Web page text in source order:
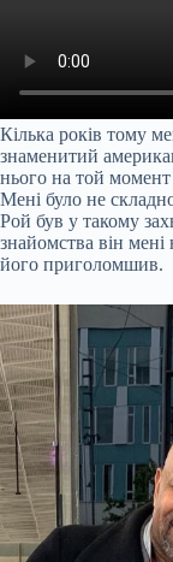
Кілька років тому
знаменитий
нього на той
Мені було не
Рой був у такому
знайомства він мені
його приголомшив.